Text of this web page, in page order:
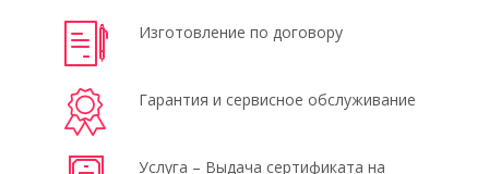
Изготовление по договору
Гарантия и сервисное обслуживание
Услуга – Выдача сертификата на